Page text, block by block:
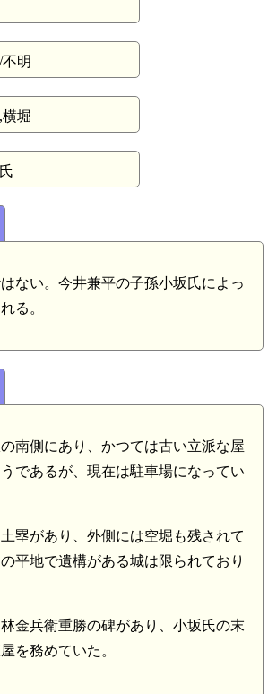
明
堀
ない。今井兼平の子孫小坂氏によっ
る。
の南側にあり、かつては古い立派な屋
であるが、現在は駐車場になってい
塁があり、外側には空堀も残されて
平地で遺構がある城は限られており
金兵衛重勝の碑があり、小坂氏の末
を務めていた。